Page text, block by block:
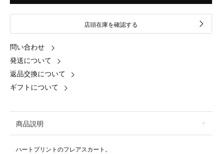
店頭在庫を確認する
問い合わせ
発送について
返品交換について
ギフトについて
商品説明
ハートプリントのフレアスカート。